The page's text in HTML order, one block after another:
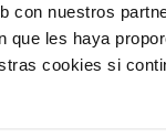
con nuestros
que les haya
cookies si